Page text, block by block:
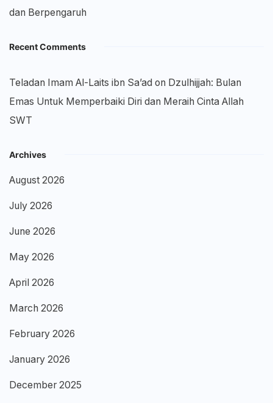
dan Berpengaruh
Recent Comments
Teladan Imam Al-Laits ibn Sa’ad on Dzulhijjah: Bulan
Emas Untuk Memperbaiki Diri dan Meraih Cinta Allah
SWT
Archives
August 2026
July 2026
June 2026
May 2026
April 2026
March 2026
February 2026
January 2026
December 2025